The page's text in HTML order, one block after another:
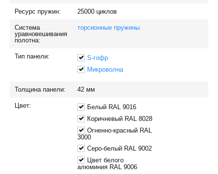
Ресурс пружин: 25000 циклов
Система
уравновешивания
полотна:
торсионные пружины
Тип панели:
S-гофр
Микроволна
Толщина панели: 42 мм
Цвет:
Белый RAL 9016
Коричневый RAL 8028
Огненно-красный RAL
3000
Серо-белый RAL 9002
Цвет белого
алюминия RAL 9006